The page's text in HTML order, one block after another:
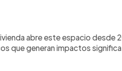
abre este espacio desde
que generan impactos